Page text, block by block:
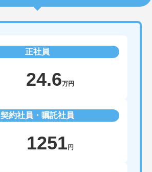
正社員
24.6万円
契約社員・嘱託社員
1251円